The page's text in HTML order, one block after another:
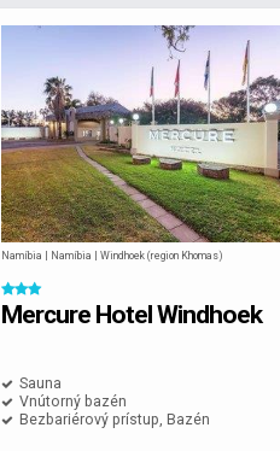
Namíbia | Namíbia | Windhoek (region Khomas)
Mercure Hotel Windhoek
Sauna
Vnútorný bazén
Bezbariérový prístup, Bazén